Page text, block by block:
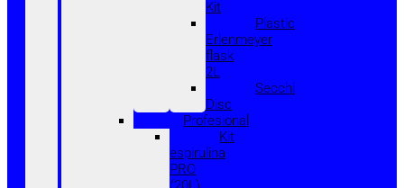
Kit
Plastic
Erlenmeyer
flask
2L
Secchi
Disc
Profesional
Kit
espirulina
PRO